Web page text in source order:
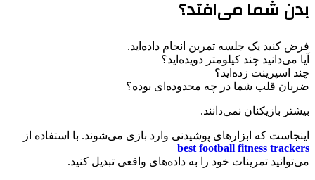
بدن شما می‌افتد؟
فرض کنید یک جلسه تمرین انجام داده‌اید.
آیا می‌دانید چند کیلومتر دویده‌اید؟
چند اسپرینت زده‌اید؟
ضربان قلب شما در چه محدوده‌ای بوده؟
بیشتر بازیکنان نمی‌دانند.
اینجاست که ابزارهای پوشیدنی وارد بازی می‌شوند. با استفاده از
best football fitness trackers
می‌توانید تمرینات خود را به داده‌های واقعی تبدیل کنید.